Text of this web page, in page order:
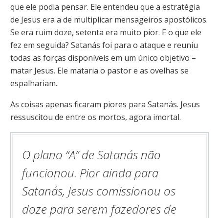
que ele podia pensar. Ele entendeu que a estratégia
de Jesus era a de multiplicar mensageiros apostólicos.
Se era ruim doze, setenta era muito pior. E o que ele
fez em seguida? Satanás foi para o ataque e reuniu
todas as forças disponíveis em um único objetivo –
matar Jesus. Ele mataria o pastor e as ovelhas se
espalhariam.
As coisas apenas ficaram piores para Satanás. Jesus
ressuscitou de entre os mortos, agora imortal.
O plano “A” de Satanás não
funcionou. Pior ainda para
Satanás, Jesus comissionou os
doze para serem fazedores de